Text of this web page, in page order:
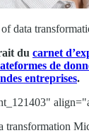
data
du carnet
de
entreprises.
transformation